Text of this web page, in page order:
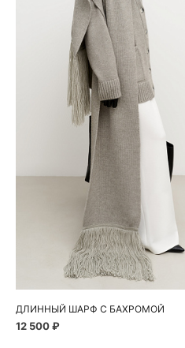
Добавить в корзину
One size
ДЛИННЫЙ ШАРФ С БАХРОМОЙ
12 500 ₽